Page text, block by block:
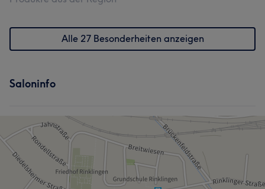
Alle 27 Besonderheiten anzeigen
Saloninfo